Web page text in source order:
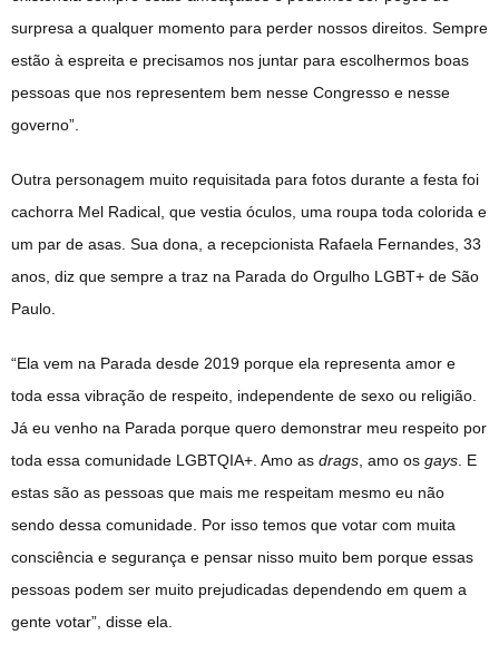
surpresa a qualquer momento para perder nossos direitos. Sempre
estão à espreita e precisamos nos juntar para escolhermos boas
pessoas que nos representem bem nesse Congresso e nesse
governo”.
Outra personagem muito requisitada para fotos durante a festa foi
cachorra Mel Radical, que vestia óculos, uma roupa toda colorida e
um par de asas. Sua dona, a recepcionista Rafaela Fernandes, 33
anos, diz que sempre a traz na Parada do Orgulho LGBT+ de São
Paulo.
“Ela vem na Parada desde 2019 porque ela representa amor e
toda essa vibração de respeito, independente de sexo ou religião.
Já eu venho na Parada porque quero demonstrar meu respeito por
toda essa comunidade LGBTQIA+. Amo as drags, amo os gays. E
estas são as pessoas que mais me respeitam mesmo eu não
sendo dessa comunidade. Por isso temos que votar com muita
consciência e segurança e pensar nisso muito bem porque essas
pessoas podem ser muito prejudicadas dependendo em quem a
gente votar”, disse ela.